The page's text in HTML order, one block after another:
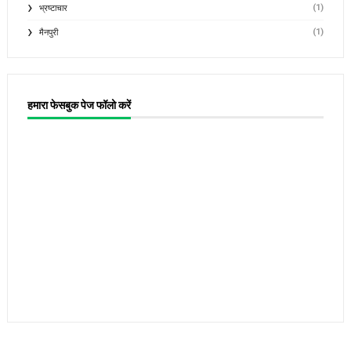
भ्रष्टाचार (1)
मैनपुरी (1)
हमारा फेसबुक पेज फॉलो करें